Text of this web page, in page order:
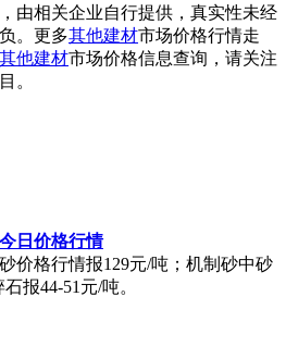
由相关企业自行提供，真实性未经
。更多其他建材市场价格行情走
其他建材市场价格信息查询，请关注
。
日价格行情
价格行情报129元/吨；机制砂中砂
报44-51元/吨。